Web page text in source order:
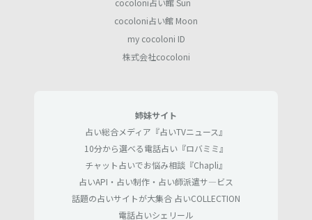
cocoloni占い館 Sun
cocoloni占い館 Moon
my cocoloni ID
株式会社cocoloni
姉妹サイト
占い総合メディア『占いTVニュース』
10分から選べる電話占い『ロバミミ』
チャット占いでお悩み相談『Chapli』
占いAPI・占い制作・占い師派遣サ―ビス
話題の占いサイトが大集合 占いCOLLECTION
電話占いシェリール